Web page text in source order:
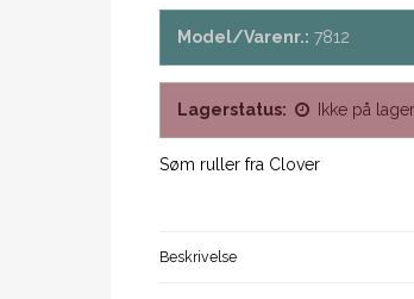
Model/Varenr.: 7812
Lagerstatus: Ikke på lager
Søm ruller fra Clover
Beskrivelse